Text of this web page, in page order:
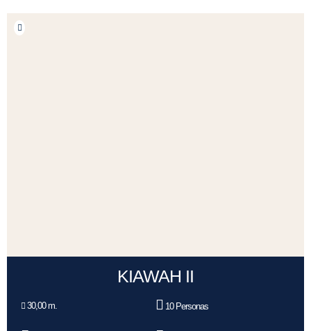
KIAWAH II
30,00 m. 10 Personas